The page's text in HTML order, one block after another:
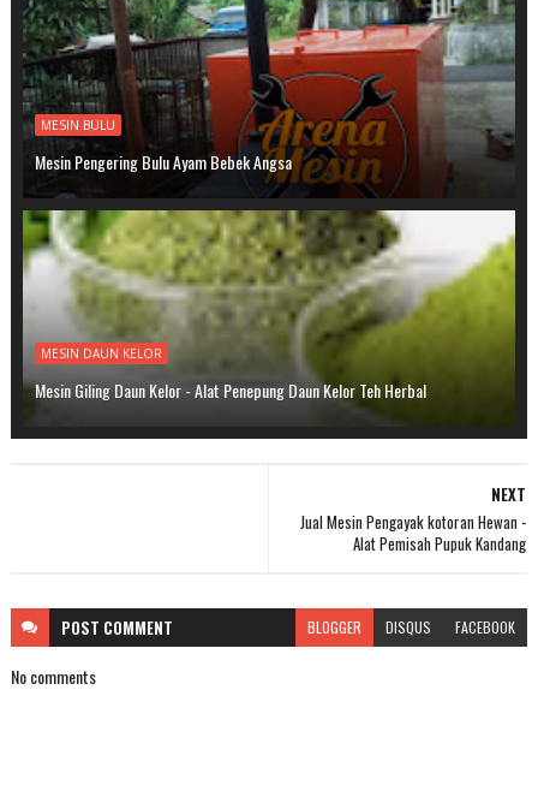
MESIN BULU
Mesin Pengering Bulu Ayam Bebek Angsa
MESIN DAUN KELOR
Mesin Giling Daun Kelor - Alat Penepung Daun Kelor Teh Herbal
NEXT
Jual Mesin Pengayak kotoran Hewan -
Alat Pemisah Pupuk Kandang
POST COMMENT BLOGGER DISQUS FACEBOOK
No comments